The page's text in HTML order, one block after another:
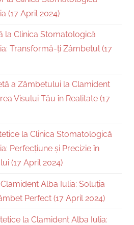
(17 April 2024)
la Clinica Stomatologică
Transformă-ți Zâmbetul (17
a Zâmbetului la Clamident
Visului Tău în Realitate (17
la Clinica Stomatologică
Perfecțiune și Precizie în
(17 April 2024)
Alba Iulia: Soluția
Perfect (17 April 2024)
la Clamident Alba Iulia: